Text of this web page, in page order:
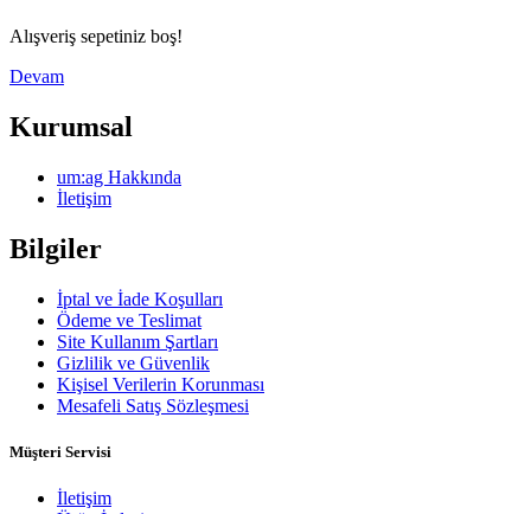
Alışveriş sepetiniz boş!
Devam
Kurumsal
um:ag Hakkında
İletişim
Bilgiler
İptal ve İade Koşulları
Ödeme ve Teslimat
Site Kullanım Şartları
Gizlilik ve Güvenlik
Kişisel Verilerin Korunması
Mesafeli Satış Sözleşmesi
Müşteri Servisi
İletişim